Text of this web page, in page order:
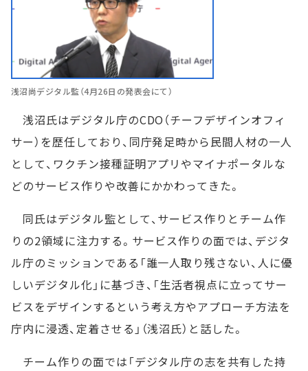
浅沼尚デジタル監（4月26日の発表会にて）
浅沼氏はデジタル庁のCDO（チーフデザインオフィ
サー）を歴任しており、同庁発足時から民間人材の一人
として、ワクチン接種証明アプリやマイナポータルな
どのサービス作りや改善にかかわってきた。
同氏はデジタル監として、サービス作りとチーム作
りの2領域に注力する。サービス作りの面では、デジタ
ル庁のミッションである「誰一人取り残さない、人に優
しいデジタル化」に基づき、「生活者視点に立ってサー
ビスをデザインするという考え方やアプローチ方法を
庁内に浸透、定着させる」（浅沼氏）と話した。
チーム作りの面では「デジタル庁の志を共有した持